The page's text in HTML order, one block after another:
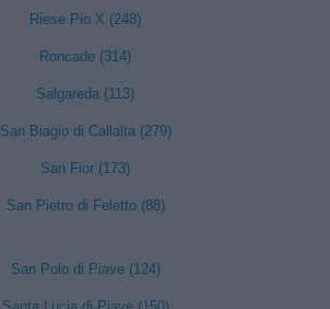
Riese Pio X (248)
Roncade (314)
Salgareda (113)
San Biagio di Callalta (279)
San Fior (173)
San Pietro di Feletto (88)
San Polo di Piave (124)